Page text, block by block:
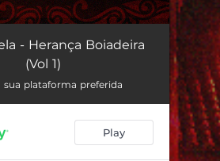
02:39
02:40
- Herança Boiadeira
(Vol 1)
sua plataforma preferida
Play